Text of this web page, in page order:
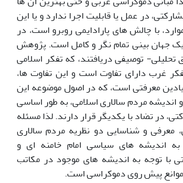
در عمل یا قابلیت اجرا ندارد و یا این
با چالش های پارادایمی روبرو است، در
یک جهان بینی تمام نگر و کامل است. پژوهش
تحلیلی- توصیفی دریافتند، که تفکر اسلامی
غرب دارای تفاوت است و این تفاوت ها،
معرفتی است، که در اصول موضوعه این
اندیشه مردم سالاری اسلامی، به طور اساسی
در تضاد با یکدیگر قرار دارند. لذا مسئله
معرفی و شناسایی دو نظریه مردم سالاری
به اندیشه های سیاسی امام خامنه ای و
با توجه به اندیشه های موجود در مکاتب
پیش روی دموکراسی است.